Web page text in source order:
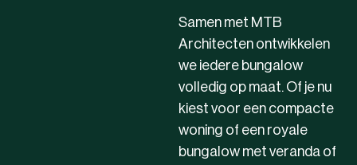
Samen met MTB
Architecten ontwikkelen
we iedere bungalow
volledig op maat. Of je nu
kiest voor een compacte
woning of een royale
bungalow met veranda of